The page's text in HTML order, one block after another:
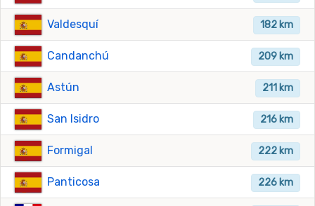
182 km
Valdesquí
209 km
Candanchú
211 km
Astún
216 km
San Isidro
222 km
Formigal
226 km
Panticosa